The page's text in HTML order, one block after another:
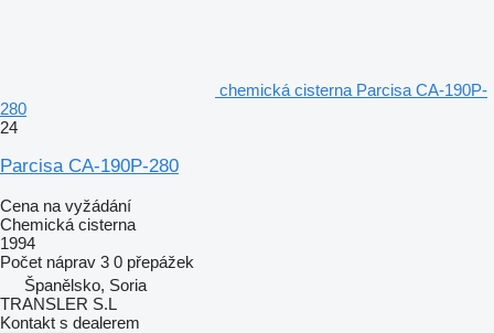
chemická cisterna Parcisa CA-190P-
280
24
Parcisa CA-190P-280
Cena na vyžádání
Chemická cisterna
1994
Počet náprav 3 0 přepážek
Španělsko, Soria
TRANSLER S.L
Kontakt s dealerem